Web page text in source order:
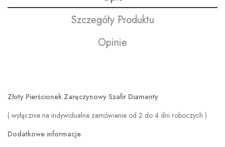
Szczegóły Produktu
Opinie
Złoty Pierścionek Zaręczynowy Szafir Diamenty
( wyłącznie na indywidualne zamówienie od 2 do 4 dni roboczych )
Dodatkowe informacje